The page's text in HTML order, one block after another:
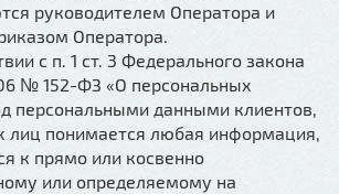
руководителем Оператора и
Оператора.
с п. 1 ст. 3 Федерального закона
№ 152-ФЗ «О персональных
персональными данными клиентов,
лиц понимается любая информация,
к прямо или косвенно
или определяемому на